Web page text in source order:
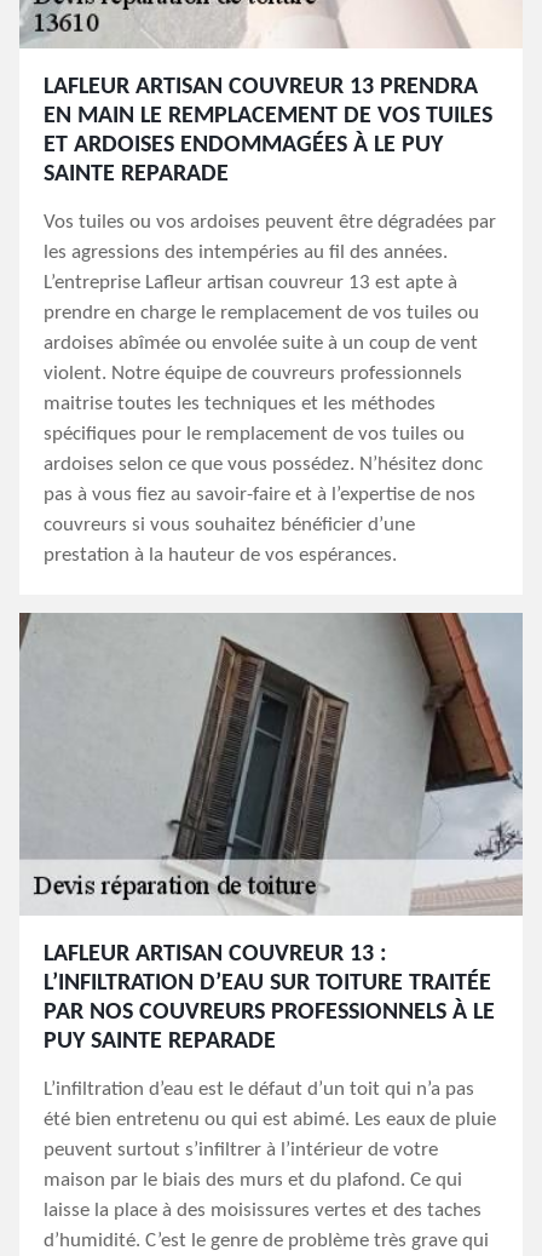
LAFLEUR ARTISAN COUVREUR 13 PRENDRA
EN MAIN LE REMPLACEMENT DE VOS TUILES
ET ARDOISES ENDOMMAGÉES À LE PUY
SAINTE REPARADE
Vos tuiles ou vos ardoises peuvent être dégradées par
les agressions des intempéries au fil des années.
L’entreprise Lafleur artisan couvreur 13 est apte à
prendre en charge le remplacement de vos tuiles ou
ardoises abîmée ou envolée suite à un coup de vent
violent. Notre équipe de couvreurs professionnels
maitrise toutes les techniques et les méthodes
spécifiques pour le remplacement de vos tuiles ou
ardoises selon ce que vous possédez. N’hésitez donc
pas à vous fiez au savoir-faire et à l’expertise de nos
couvreurs si vous souhaitez bénéficier d’une
prestation à la hauteur de vos espérances.
LAFLEUR ARTISAN COUVREUR 13 :
L’INFILTRATION D’EAU SUR TOITURE TRAITÉE
PAR NOS COUVREURS PROFESSIONNELS À LE
PUY SAINTE REPARADE
L’infiltration d’eau est le défaut d’un toit qui n’a pas
été bien entretenu ou qui est abimé. Les eaux de pluie
peuvent surtout s’infiltrer à l’intérieur de votre
maison par le biais des murs et du plafond. Ce qui
laisse la place à des moisissures vertes et des taches
d’humidité. C’est le genre de problème très grave qui